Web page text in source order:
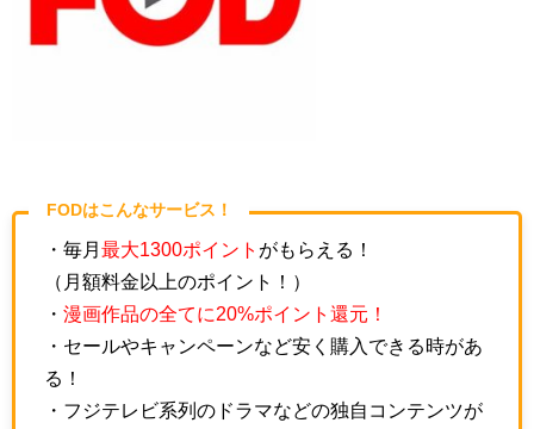
FODはこんなサービス！
・毎月 最大1300ポイント がもらえる！
（月額料金以上のポイント！）
・ 漫画作品の全てに20%ポイント還元！
・セールやキャンペーンなど安く購入できる時があ
る！
・フジテレビ系列のドラマなどの独自コンテンツが